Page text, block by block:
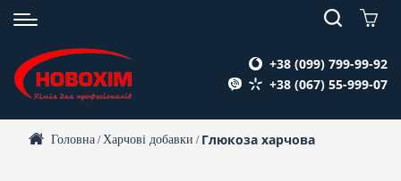
+38 (099) 799-99-92
+38 (067) 55-999-07
Головна /Харчові добавки / Глюкоза харчова